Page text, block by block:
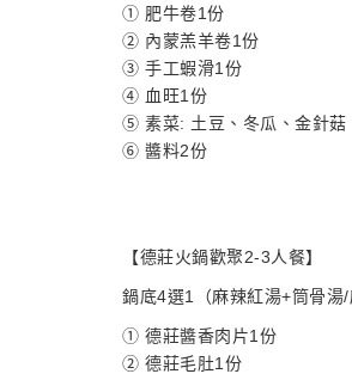
① 肥牛卷1份
② 內蒙羔羊卷1份
③ 手工蝦滑1份
④ 血旺1份
⑤ 素菜: 土豆、冬瓜、金針菇
⑥ 醬料2份
【德莊火鍋歡聚2-3人餐】
鍋底4選1（麻辣紅湯+筒骨湯
① 德莊醬香肉片1份
② 德莊毛肚1份